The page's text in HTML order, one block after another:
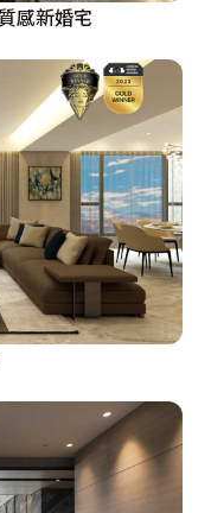
感新婚宅